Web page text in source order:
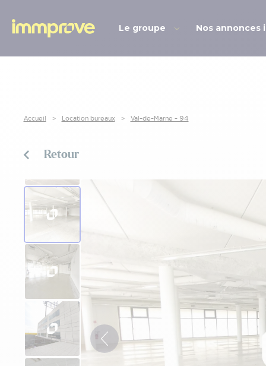
Le groupe Nos annonces
Accueil Location bureaux Val-de-Marne - 94
Retour